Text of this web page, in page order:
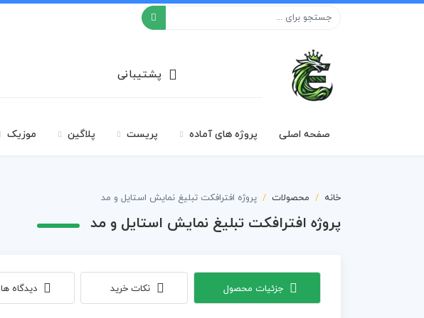
پشتیبانی
صفحه اصلی پروژه های آماده پریست پلاگین موزیک
خانه محصولات پروژه افترافکت تبلیغ نمایش استایل و مد
پروژه افترافکت تبلیغ نمایش استایل و مد
جزئیات محصول نکات خرید دیدگاه ها